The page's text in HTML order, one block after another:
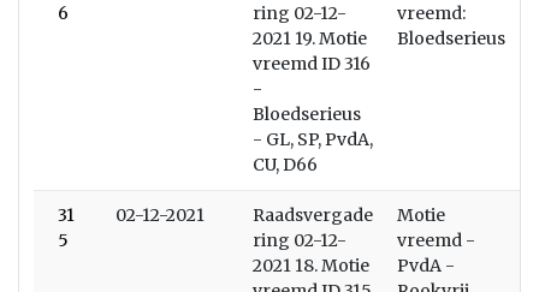
6
ring 02-12-
2021 19. Motie
vreemd ID 316
-
Bloedserieus
- GL, SP, PvdA,
CU, D66
vreemd:
Bloedserieus
31
5
02-12-2021
Raadsvergade
ring 02-12-
2021 18. Motie
Motie
vreemd -
PvdA -